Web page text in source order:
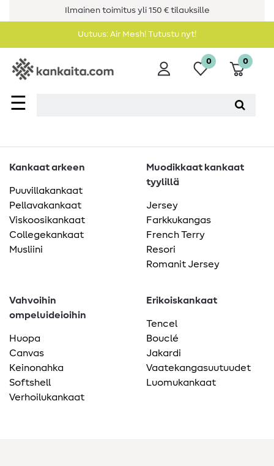
Ilmainen toimitus yli 150 € tilauksille
Uutuus: Air Mesh! Tutustu nyt!
☰
0 0
Kankaat arkeen
Puuvillakankaat
Pellavakankaat
Viskoosikankaat
Collegekankaat
Musliini
Muodikkaat kankaat
tyylillä
Jersey
Farkkukangas
French Terry
Resori
Romanit Jersey
Vahvoihin
ompeluideioihin
Huopa
Canvas
Keinonahka
Softshell
Verhoilukankaat
Erikoiskankaat
Tencel
Bouclé
Jakardi
Vaatekangasuutuudet
Luomukankaat